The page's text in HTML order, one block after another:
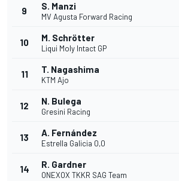
9 S. Manzi
MV Agusta Forward Racing
10 M. Schrötter
Liqui Moly Intact GP
11 T. Nagashima
KTM Ajo
12 N. Bulega
Gresini Racing
13 A. Fernández
Estrella Galicia 0,0
14 R. Gardner
ONEXOX TKKR SAG Team